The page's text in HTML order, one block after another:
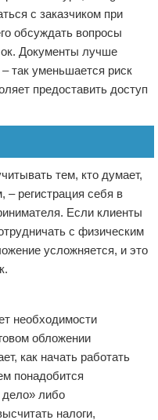
с заказчиком при
обсуждать вопросы
Документы лучше
так уменьшается риск
предоставить доступ
тем, кто думает,
– регистрация себя в
Если клиенты
с физическим
усложняется, и это
необходимости
обложении
как начать работать
понадобится
дело» либо
налоги,